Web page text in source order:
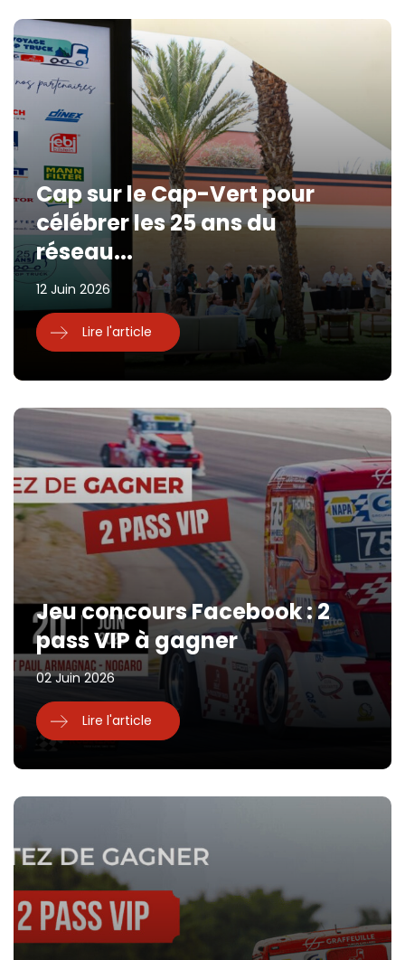
Cap sur le Cap-Vert pour
célébrer les 25 ans du
réseau...
12 Juin 2026
Lire l'article
Jeu concours Facebook : 2
pass VIP à gagner
02 Juin 2026
Lire l'article